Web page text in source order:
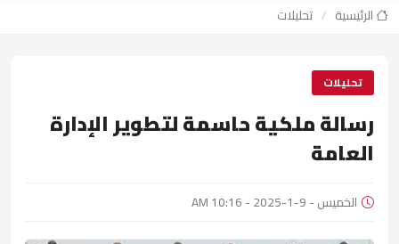
الرئيسية / تحليلات
تحليلات
رسالة ملكية حاسمة لتطوير الإدارة
العامة
الخميس - 9-1-2025 - 10:16 AM